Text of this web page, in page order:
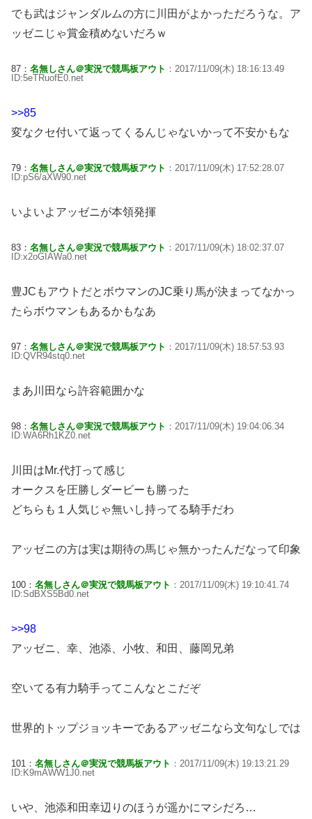
でも武はジャンダルムの方に川田がよかっただろうな。ア
ッゼニじゃ賞金積めないだろｗ
87： 名無しさん＠実況で競馬板アウト ：2017/11/09(木) 18:16:13.49
ID:5eTRuofE0.net
>>85
変なクセ付いて返ってくるんじゃないかって不安かもな
79： 名無しさん＠実況で競馬板アウト ：2017/11/09(木) 17:52:28.07
ID:pS6/aXW90.net
いよいよアッゼニが本領発揮
83： 名無しさん＠実況で競馬板アウト ：2017/11/09(木) 18:02:37.07
ID:x2oGIAWa0.net
豊JCもアウトだとボウマンのJC乗り馬が決まってなかっ
たらボウマンもあるかもなあ
97： 名無しさん＠実況で競馬板アウト ：2017/11/09(木) 18:57:53.93
ID:QVR94stq0.net
まあ川田なら許容範囲かな
98： 名無しさん＠実況で競馬板アウト ：2017/11/09(木) 19:04:06.34
ID:WA6Rh1KZ0.net
川田はMr.代打って感じ
オークスを圧勝しダービーも勝った
どちらも１人気じゃ無いし持ってる騎手だわ
アッゼニの方は実は期待の馬じゃ無かったんだなって印象
100： 名無しさん＠実況で競馬板アウト ：2017/11/09(木) 19:10:41.74
ID:SdBXS5Bd0.net
>>98
アッゼニ、幸、池添、小牧、和田、藤岡兄弟
空いてる有力騎手ってこんなとこだぞ
世界的トップジョッキーであるアッゼニなら文句なしでは
101： 名無しさん＠実況で競馬板アウト ：2017/11/09(木) 19:13:21.29
ID:K9mAWW1J0.net
いや、池添和田幸辺りのほうが遥かにマシだろ…